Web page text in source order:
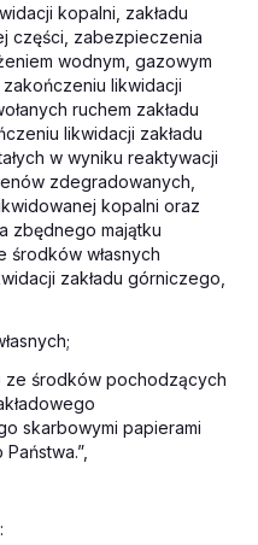
kopalni, zakładu
części, zabezpieczenia
wodnym, gazowym
likwidacji
ruchem zakładu
likwidacji zakładu
w wyniku reaktywacji
zdegradowanych,
kopalni oraz
zbędnego majątku
własnych
zakładu górniczego,
środków pochodzących
skarbowymi papierami